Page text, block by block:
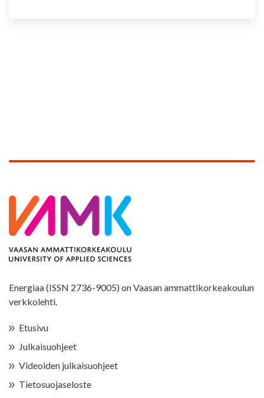
Energiaa (ISSN 2736-9005) on Vaasan ammattikorkeakoulun
verkkolehti.
Etusivu
Julkaisuohjeet
Videoiden julkaisuohjeet
Tietosuojaseloste